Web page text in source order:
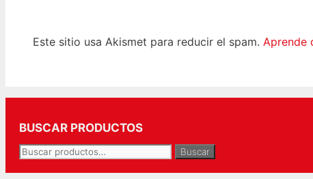
Este sitio usa Akismet para reducir el spam. Aprende
BUSCAR PRODUCTOS
Buscar
Buscar